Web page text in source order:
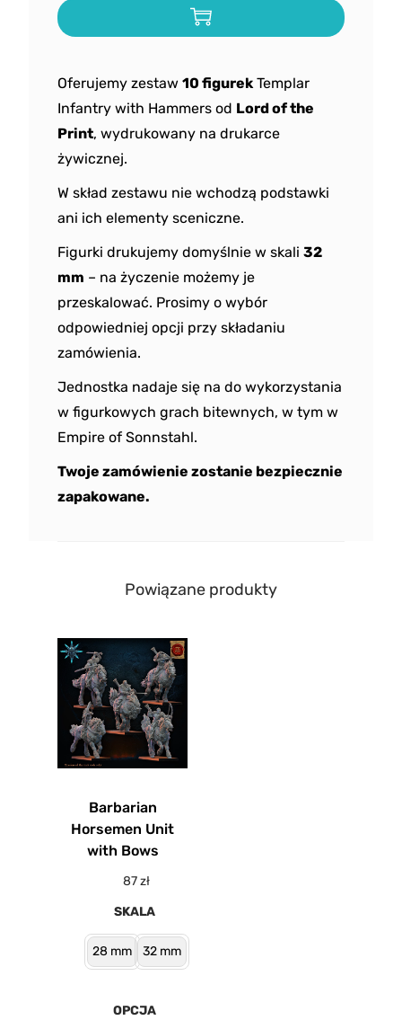
Oferujemy zestaw 10 figurekTemplar
Infantry with Hammers od Lord of the
Print, wydrukowany na drukarce
żywicznej.
W skład zestawu nie wchodzą podstawki
ani ich elementy sceniczne.
Figurki drukujemy domyślnie w skali 32
mm – na życzenie możemy je
przeskalować. Prosimy o wybór
odpowiedniej opcji przy składaniu
zamówienia.
Jednostka nadaje się na do wykorzystania
w figurkowych grach bitewnych, w tym w
Empire of Sonnstahl.
Twoje zamówienie zostanie bezpiecznie
zapakowane.
Powiązane produkty
Barbarian
Horsemen Unit
with Bows
87zł
SKALA
28 mm 32 mm
OPCJA